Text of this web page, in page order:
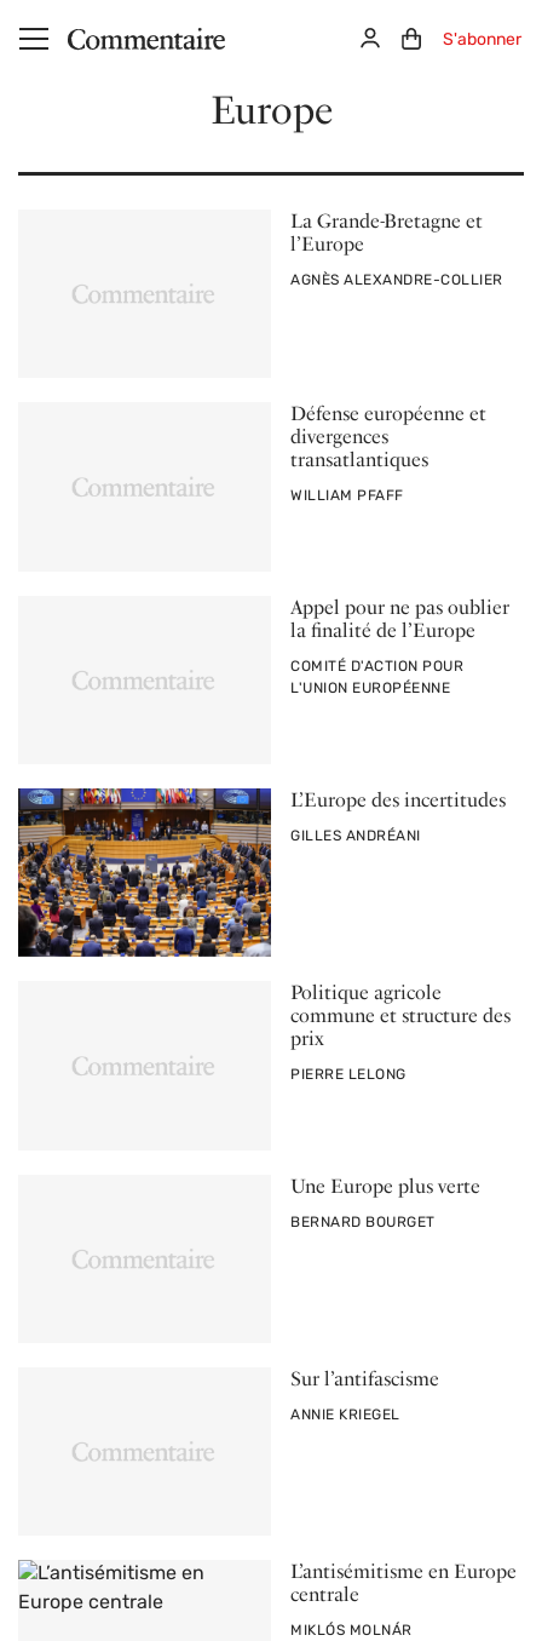
Aller au contenu principal ConnexionPanier (0)
S'abonner
Europe
La Grande-Bretagne et
l’Europe
PAR
AGNÈS ALEXANDRE-COLLIER
Défense européenne et
divergences
transatlantiques
PAR
WILLIAM PFAFF
Appel pour ne pas oublier
la finalité de l’Europe
PAR
COMITÉ D'ACTION POUR
L'UNION EUROPÉENNE
L’Europe des incertitudes
PAR
GILLES ANDRÉANI
Politique agricole
commune et structure des
prix
PAR
PIERRE LELONG
Une Europe plus verte
PAR
BERNARD BOURGET
Sur l’antifascisme
PAR
ANNIE KRIEGEL
L’antisémitisme en Europe
centrale
PAR
MIKLÓS MOLNÁR